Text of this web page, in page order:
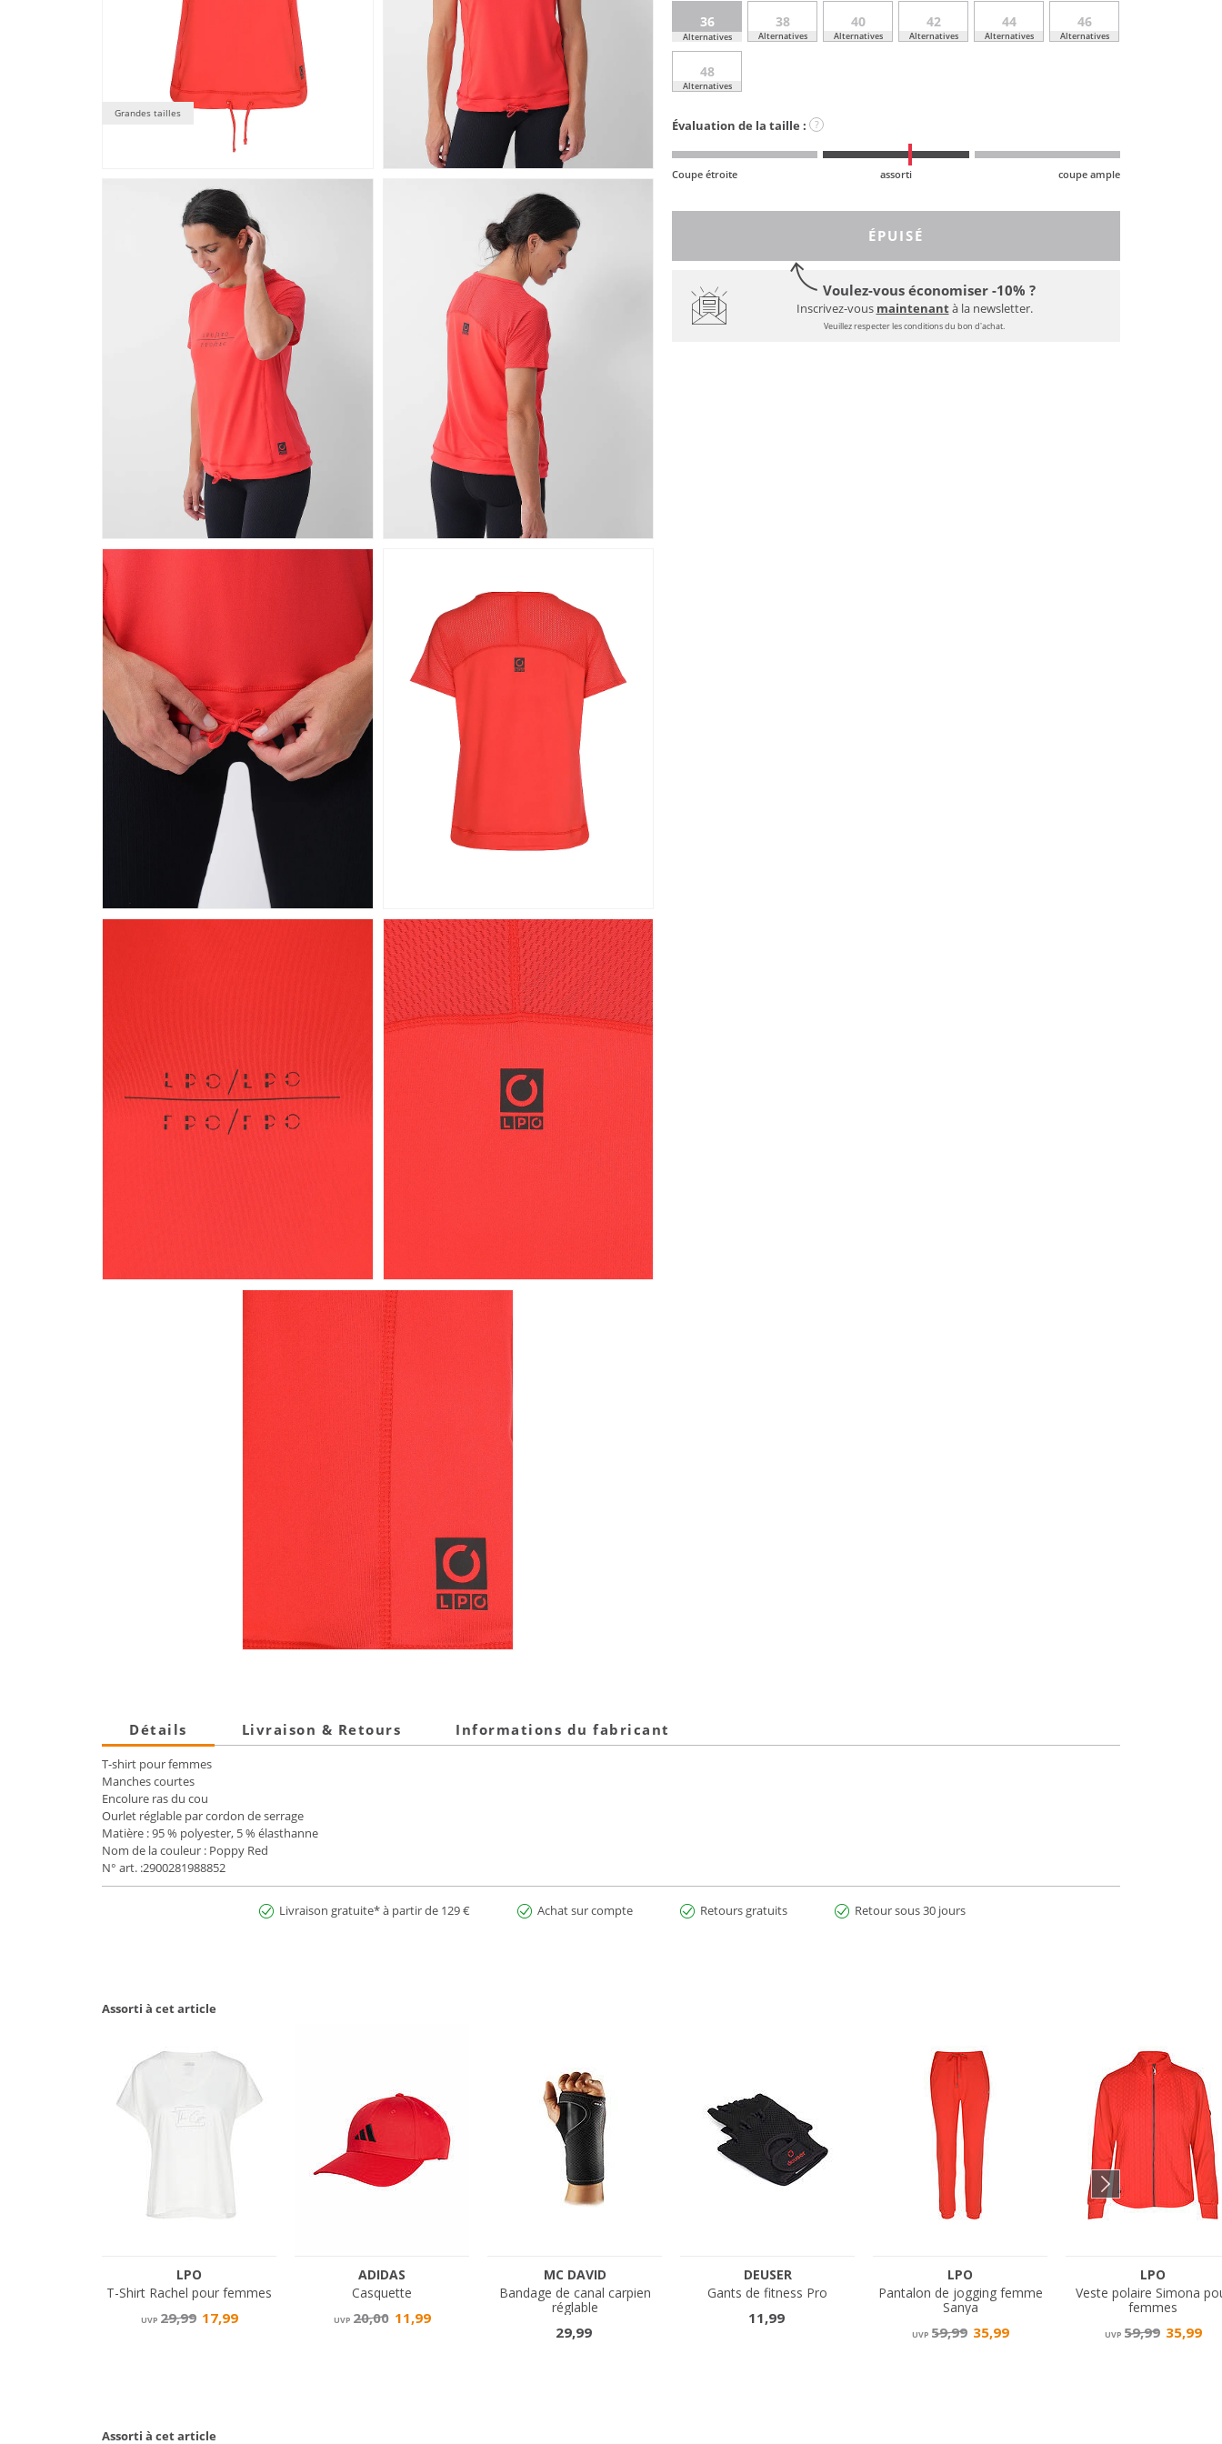
Grandes tailles
36
Alternatives
38
Alternatives
40
Alternatives
42
Alternatives
44
Alternatives
46
Alternatives
48
Alternatives
Évaluation de la taille : ?
Coupe étroite assorti coupe ample
ÉPUISÉ
Voulez-vous économiser -10% ?
Inscrivez-vous maintenantà la newsletter.
Veuillez respecter les conditions du bon d'achat.
Détails Livraison & Retours Informations du fabricant
T-shirt pour femmes
Manches courtes
Encolure ras du cou
Ourlet réglable par cordon de serrage
Matière : 95 % polyester, 5 % élasthanne
Nom de la couleur : Poppy Red
N° art. :2900281988852
Livraison gratuite* à partir de 129 € Achat sur compte Retours gratuits Retour sous 30 jours
Assorti à cet article
Assorti à cet article